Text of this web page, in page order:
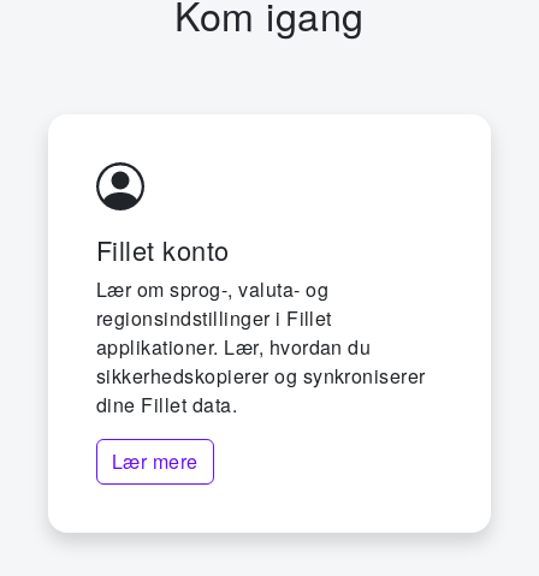
Kom igang
Fillet konto
Lær om sprog-, valuta- og
regionsindstillinger i Fillet
applikationer. Lær, hvordan du
sikkerhedskopierer og synkroniserer
dine Fillet data.
Lær mere